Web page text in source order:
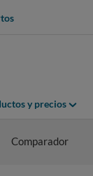
y precios
Comparador